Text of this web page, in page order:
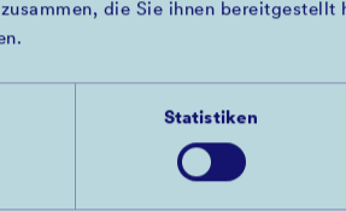
die Sie ihnen bereitgestellt
Statistiken
Lust auf eine
wir euch eine
der Düsselbikes
07.08.265 MIN